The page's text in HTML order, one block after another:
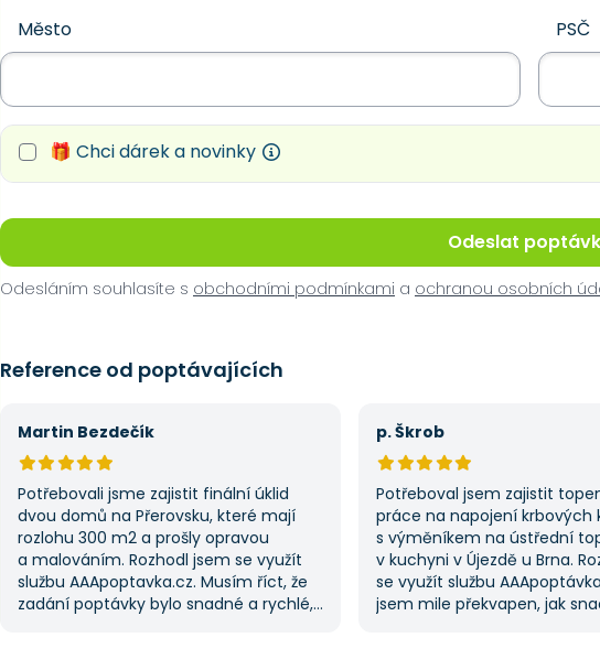
Město PSČ
🎁 Chci dárek a novinky
Odeslat
Odesláním souhlasíte s obchodními podmínkami a ochranou osobních
Reference od poptávajících
Martin Bezdečík
Potřebovali jsme zajistit finální úklid
dvou domů na Přerovsku, které mají
rozlohu 300 m2 a prošly opravou
a malováním. Rozhodl jsem se využít
službu AAApoptavka.cz. Musím říct, že
zadání poptávky bylo snadné a rychlé,
p. Škrob
Potřeboval jsem zajistit
práce na napojení krbových
s výměníkem na ústřední
v kuchyni v Újezdě u Brna.
se využít službu
jsem mile překvapen, jak